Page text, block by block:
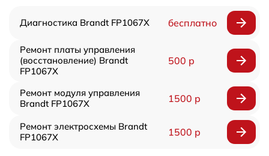
Диагностика Brandt FP1067X бесплатно
Ремонт платы управления
(восстановление) Brandt
FP1067X
500 р
Ремонт модуля управления
Brandt FP1067X
1500 р
Ремонт электросхемы Brandt
FP1067X
1500 р